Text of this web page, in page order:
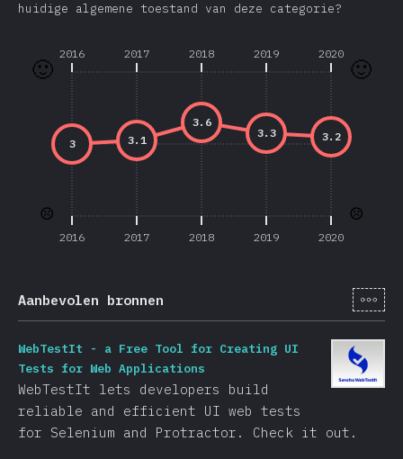
huidige algemene toestand van deze categorie?
2016 2017 2018 2019 2020
☹️
🙂
2016 2017 2018 2019 2020
☹️
🙂
3.2
3.3
3.6
3.1
3
Aanbevolen bronnen [nl-
WebTestIt - a Free Tool for Creating UI
Tests for Web Applications
WebTestIt lets developers build
reliable and efficient UI web tests
for Selenium and Protractor. Check it out.